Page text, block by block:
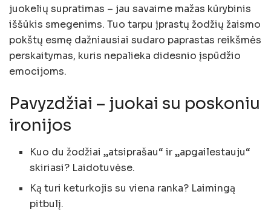
juokelių supratimas – jau savaime mažas kūrybinis
iššūkis smegenims. Tuo tarpu įprastų žodžių žaismo
pokštų esmę dažniausiai sudaro paprastas reikšmės
perskaitymas, kuris nepalieka didesnio įspūdžio
emocijoms.
Pavyzdžiai – juokai su poskoniu
ironijos
Kuo du žodžiai „atsiprašau“ ir „apgailestauju“
skiriasi? Laidotuvėse.
Ką turi keturkojis su viena ranka? Laimingą
pitbulį.